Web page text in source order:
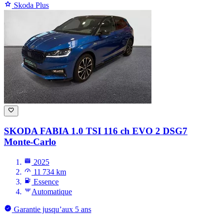
Skoda Plus
SKODA FABIA 1.0 TSI 116 ch EVO 2 DSG7
Monte-Carlo
2025
11 734 km
Essence
Automatique
Garantie jusqu’aux 5 ans